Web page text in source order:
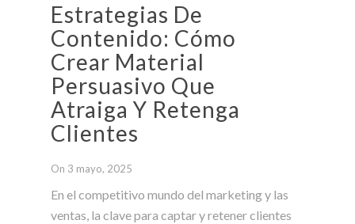
Estrategias De
Contenido: Cómo
Crear Material
Persuasivo Que
Atraiga Y Retenga
Clientes
On 3 mayo, 2025
En el competitivo mundo del marketing y las
ventas, la clave para captar y retener clientes